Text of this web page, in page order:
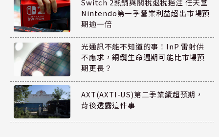
Switch 2熱銷與關稅退稅挹注 任天堂
Nintendo第一季營業利益超出市場預
期逾一倍
光通訊不能不知道的事！InP 雷射供
不應求，銅纜生命週期可能比市場預
期更長？
AXT(AXTI-US)第二季業績超預期，
背後透露這件事